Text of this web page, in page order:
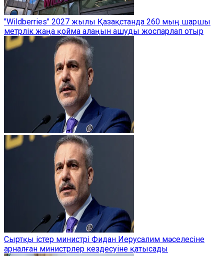
"Wildberries" 2027 жылы Қазақстанда 260 мың шаршы
метрлік жаңа қойма алаңын ашуды жоспарлап отыр
Сыртқы істер министрі Фидан Иерусалим мәселесіне
арналған министрлер кездесуіне қатысады